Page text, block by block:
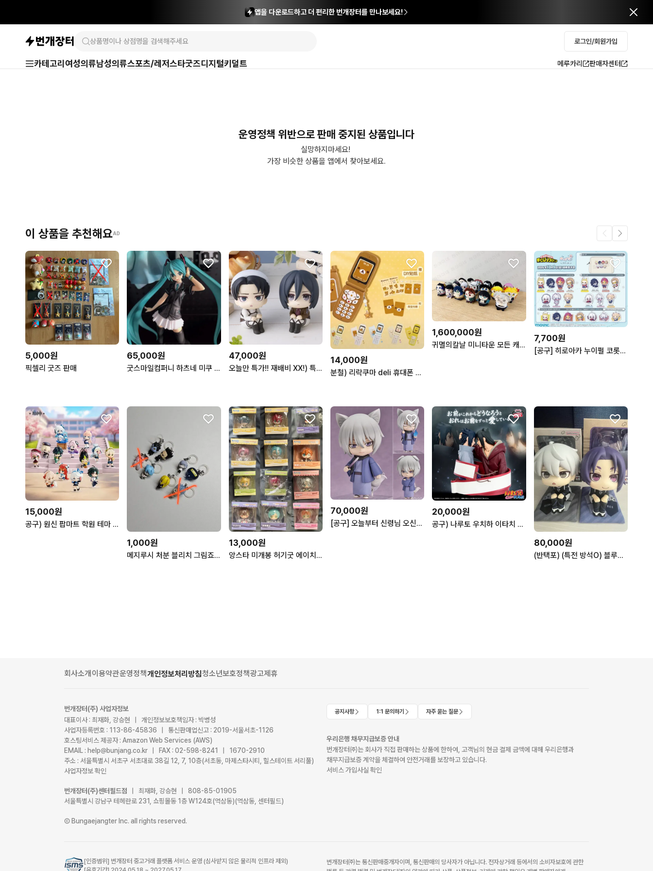
앱을 다운로드하고 더 편리한 번개장터를 만나보세요!
로그인/회원가입
카테고리 여성의류남성의류스포츠/레저스타굿즈디지털키덜트 메루카리 판매자센터
운영정책 위반으로 판매 중지된 상품입니다
실망하지마세요!
가장 비슷한 상품을 앱에서 찾아보세요.
이 상품을 추천해요AD
5,000원
픽셀리 굿즈 판매
65,000원
굿스마일컴퍼니 하츠네 미쿠 패밀리마트 ver. 1/8 스케일 피규어
47,000원
오늘만 특가!! 재배비 XX!) 특전 포함 미카사 리바이 룩업 분철 메가하우스 진격의거인
14,000원
분철) 리락쿠마 deli 휴대폰 재생 녹음 키링 공구
1,600,000원
귀멸의칼날 미니타운 모든 캐릭터 일괄/개별 판매
7,700원
[공구] 히로아카 누이펄 코롯토 스티커 다비 시가라키 토가 호크스 엔데버 아이자와 올마이트
15,000원
공구) 원신 팝마트 학원 테마 피규어 소분 베넷 코코미 샤를로트
1,000원
메지루시 처분 블리치 그림죠 쿠로코 카오루 데스노트 헌터헌터 닌자
13,000원
앙스타 미개봉 허기굿 에이치 스바루 카나타 히나타 슈 린네 히메루 이부키 미츠루 에스 칸나 피규어 마그넷
70,000원
[공구] 오늘부터 신령님 오신령 넨도 재판 넨도로이드
20,000원
공구) 나루토 우치하 이타치 사스케 질풍전 피규어
80,000원
(반택포) (특전 방석O) 블루록 나기 레오 룩업 피규어
회사소개 이용약관운영정책개인정보처리방침청소년보호정책광고제휴
번개장터(주) 사업자정보
대표이사 : 최재화, 강승현 | 개인정보보호책임자 : 박병성
사업자등록번호 : 113-86-45836 | 통신판매업신고 : 2019-서울서초-1126
호스팅서비스 제공자 : Amazon Web Services (AWS)
EMAIL : help@bunjang.co.kr | FAX : 02-598-8241 | 1670-2910
주소 : 서울특별시 서초구 서초대로 38길 12, 7, 10층(서초동, 마제스타시티, 힐스테이트 서리풀)
사업자정보 확인
번개장터(주)센터필드점
| 최재화, 강승현 | 808-85-01905
서울특별시 강남구 테헤란로 231, 쇼핑몰동 1층 W124호(역삼동)(역삼동, 센터필드)
Ⓒ Bungaejangter Inc. all rights reserved.
공지사항 1:1 문의하기 자주 묻는 질문
우리은행 채무지급보증 안내
번개장터㈜는 회사가 직접 판매하는 상품에 한하여, 고객님의 현금 결제 금액에 대해 우리은행과
채무지급보증 계약을 체결하여 안전거래를 보장하고 있습니다.
서비스 가입사실 확인
[인증범위] 번개장터 중고거래 플랫폼 서비스 운영 (심사받지 않은 물리적 인프라 제외)
번개장터㈜는 통신판매중개자이며, 통신판매의 당사자가 아닙니다. 전자상거래 등에서의 소비자보호에 관한